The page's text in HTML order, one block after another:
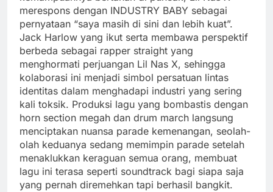
merespons dengan INDUSTRY BABY sebagai
pernyataan “saya masih di sini dan lebih kuat”.
Jack Harlow yang ikut serta membawa perspektif
berbeda sebagai rapper straight yang
menghormati perjuangan Lil Nas X, sehingga
kolaborasi ini menjadi simbol persatuan lintas
identitas dalam menghadapi industri yang sering
kali toksik. Produksi lagu yang bombastis dengan
horn section megah dan drum march langsung
menciptakan nuansa parade kemenangan, seolah-
olah keduanya sedang memimpin parade setelah
menaklukkan keraguan semua orang, membuat
lagu ini terasa seperti soundtrack bagi siapa saja
yang pernah diremehkan tapi berhasil bangkit.